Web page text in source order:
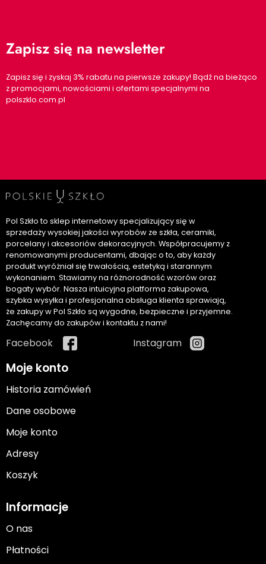
Zapisz się na newsletter
Zapisz się i zyskaj 3% rabatu na pierwsze zakupy! Bądź na bieżąco
z promocjami, nowościami i ofertami specjalnymi na
polszklo.com.pl
Pol Szkło to sklep internetowy specjalizujący się w
sprzedaży wysokiej jakości wyrobów ze szkła, ceramiki,
porcelany i akcesoriów dekoracyjnych. Współpracujemy z
renomowanymi producentami, dbając o to, aby każdy
produkt wyróżniał się trwałością, estetyką i starannym
wykonaniem. Stawiamy na różnorodność wzorów oraz
bogaty wybór. Nasza intuicyjna platforma zakupowa,
szybka wysyłka i profesjonalna obsługa klienta sprawiają,
że zakupy w Pol Szkło są wygodne, bezpieczne i przyjemne.
Zachęcamy do zakupów i kontaktu z nami!
Facebook Instagram
Moje konto
Historia zamówień
Dane osobowe
Moje konto
Adresy
Koszyk
Informacje
O nas
Płatności